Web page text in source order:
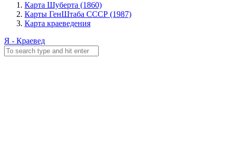
Карта Шуберта (1860)
Карты ГенШтаба СССР (1987)
Карта краеведения
Я - Краевед